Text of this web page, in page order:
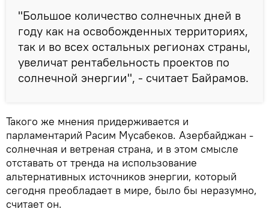
"Большое количество солнечных дней в
году как на освобожденных территориях,
так и во всех остальных регионах страны,
увеличат рентабельность проектов по
солнечной энергии", - считает Байрамов.
Такого же мнения придерживается и
парламентарий Расим Мусабеков. Азербайджан -
солнечная и ветреная страна, и в этом смысле
отставать от тренда на использование
альтернативных источников энергии, который
сегодня преобладает в мире, было бы неразумно,
считает он.